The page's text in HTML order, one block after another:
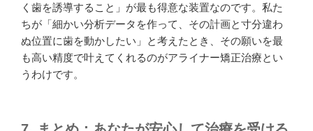
く歯を誘導すること」が最も得意な装置なのです。私た
ちが「細かい分析データを作って、その計画と寸分違わ
ぬ位置に歯を動かしたい」と考えたとき、その願いを最
も高い精度で叶えてくれるのがアライナー矯正治療とい
うわけです。